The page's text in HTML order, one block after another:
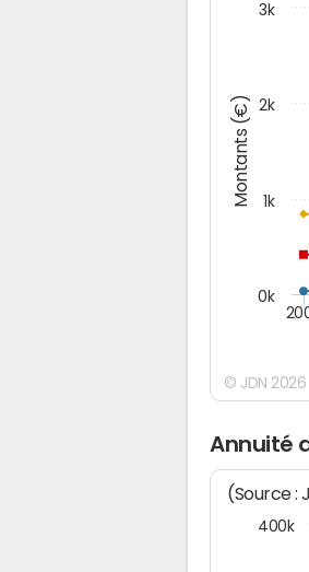
Montants (€)
0k
1k
2k
3k
© JDN 2026
Annuité
(Source :
400k